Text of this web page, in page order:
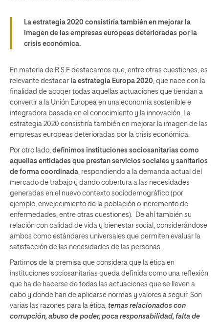
La estrategia 2020 consistiría también en mejorar la
imagen de las empresas europeas deterioradas por la
crisis económica.
En materia de R.S.E destacamos que, entre otras cuestiones, es
relevante destacar la estrategia Europa 2020, que nace con la
finalidad de acoger todas aquellas actuaciones que tiendan a
convertir a la Unión Europea en una economía sostenible e
integradora basada en el conocimiento y la innovación. La
estrategia 2020 consistiría también en mejorar la imagen de las
empresas europeas deterioradas por la crisis económica.
Por otro lado, definimos instituciones sociosanitarias como
aquellas entidades que prestan servicios sociales y sanitarios
de forma coordinada, respondiendo a la demanda actual del
mercado de trabajo y dando cobertura a las necesidades
generadas en el nuevo contexto sociodemográfico (por
ejemplo, envejecimiento de la población o incremento de
enfermedades, entre otras cuestiones). De ahí también su
relación con calidad de vida y bienestar social, considerándose
ambos como estándares universales que permiten evaluar la
satisfacción de las necesidades de las personas.
Partimos de la premisa que considera que la ética en
instituciones sociosanitarias queda definida como una reflexión
que ha de hacerse de todas las actuaciones que se lleven a
cabo y donde han de aplicarse normas y valores a seguir. Son
varias las razones para la ética; temas relacionados con
corrupción, abuso de poder, poca responsabilidad, falta de